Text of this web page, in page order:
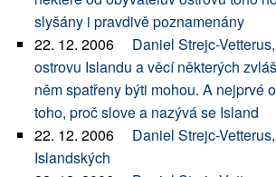
slyšány i pravdivě poznamenány
22. 12. 2006 Daniel Strejc-
ostrovu Islandu a věcí některých
něm spatřeny býti mohou. A nejprvé
toho, proč slove a nazývá se Island
22. 12. 2006 Daniel Strejc-
Islandských